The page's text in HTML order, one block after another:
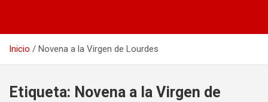
Inicio Novena a la Virgen de Lourdes
Etiqueta: Novena a la Virgen de